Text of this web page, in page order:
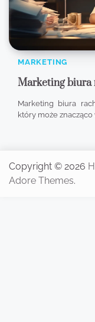
MARKETING
Marketing biura
Marketing biura
który może znacząco
Copyright © 2026
Adore Themes.